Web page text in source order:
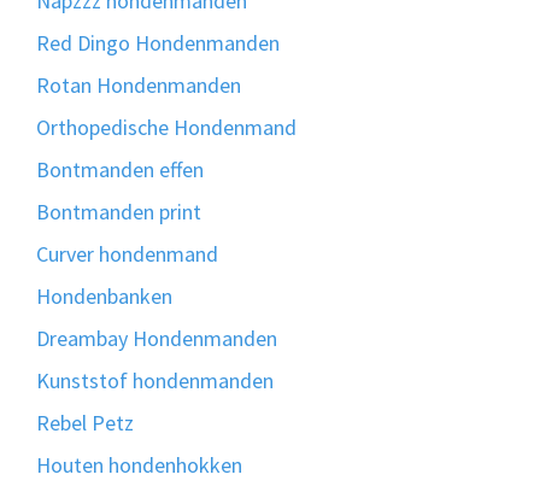
Red Dingo Hondenmanden
Rotan Hondenmanden
Orthopedische Hondenmand
Bontmanden effen
Bontmanden print
Curver hondenmand
Hondenbanken
Dreambay Hondenmanden
Kunststof hondenmanden
Rebel Petz
Houten hondenhokken